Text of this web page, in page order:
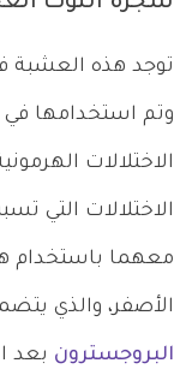
توجد هذه العشبة
وتم استخدامها في
الاختلالات
الاختلالات التي
معهما باستخدام
الأصفر، والذي
البروجسترون بعد